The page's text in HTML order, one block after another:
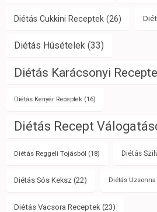
Diétás Cukkini Receptek (26)
Diétás Húsételek (33)
Diétás Karácsonyi
Diétás Kenyér Receptek (16)
Diétás Recept
Diétás Reggeli Tojásból (18) Diétás
Diétás Sós Keksz (22) Diétás Uzsonna
Diétás Vacsora Receptek (23)